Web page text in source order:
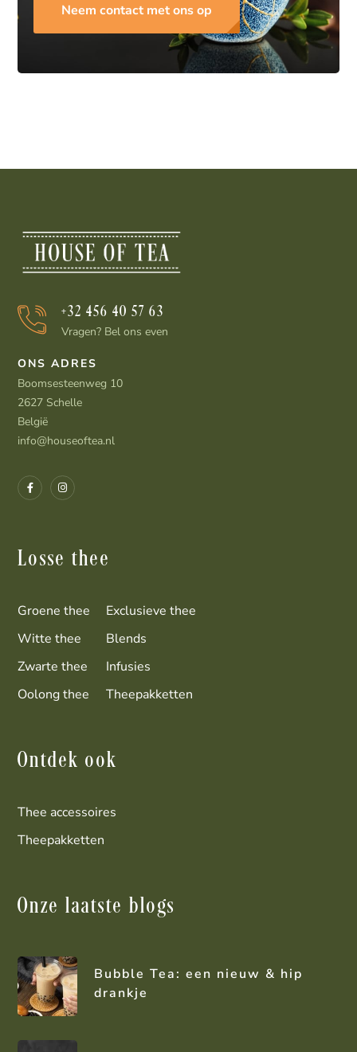
Neem contact met ons op
+32 456 40 57 63
Vragen? Bel ons even
ONS ADRES
Boomsesteenweg 10
2627 Schelle
België
info@houseoftea.nl
Losse thee
Groene thee
Witte thee
Zwarte thee
Oolong thee
Exclusieve thee
Blends
Infusies
Theepakketten
Ontdek ook
Thee accessoires
Theepakketten
Onze laatste blogs
Bubble Tea: een nieuw & hip
drankje